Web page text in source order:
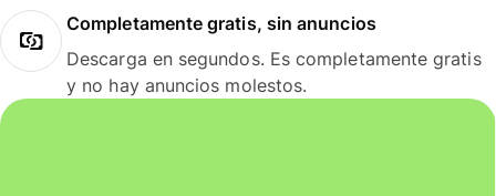
Completamente gratis, sin anuncios
Descarga en segundos. Es completamente gratis
y no hay anuncios molestos.